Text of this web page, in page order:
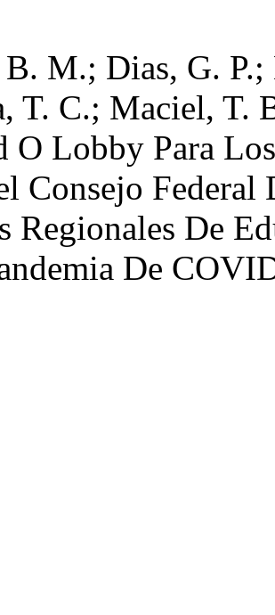
B. M.; Dias, G.
T. C.; Maciel, T.
O Lobby Para
Consejo
Regionales De
De